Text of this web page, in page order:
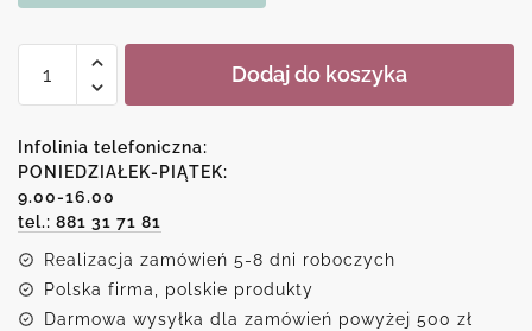
Foto-
-
widok
na
ruiny
świątyni
Dodaj do koszyka
Infolinia telefoniczna:
PONIEDZIAŁEK-PIĄTEK:
9.00-16.00
tel.: 881 31 71 81
Realizacja zamówień 5-8 dni roboczych
Polska firma, polskie produkty
Darmowa wysyłka dla zamówień powyżej 500 zł